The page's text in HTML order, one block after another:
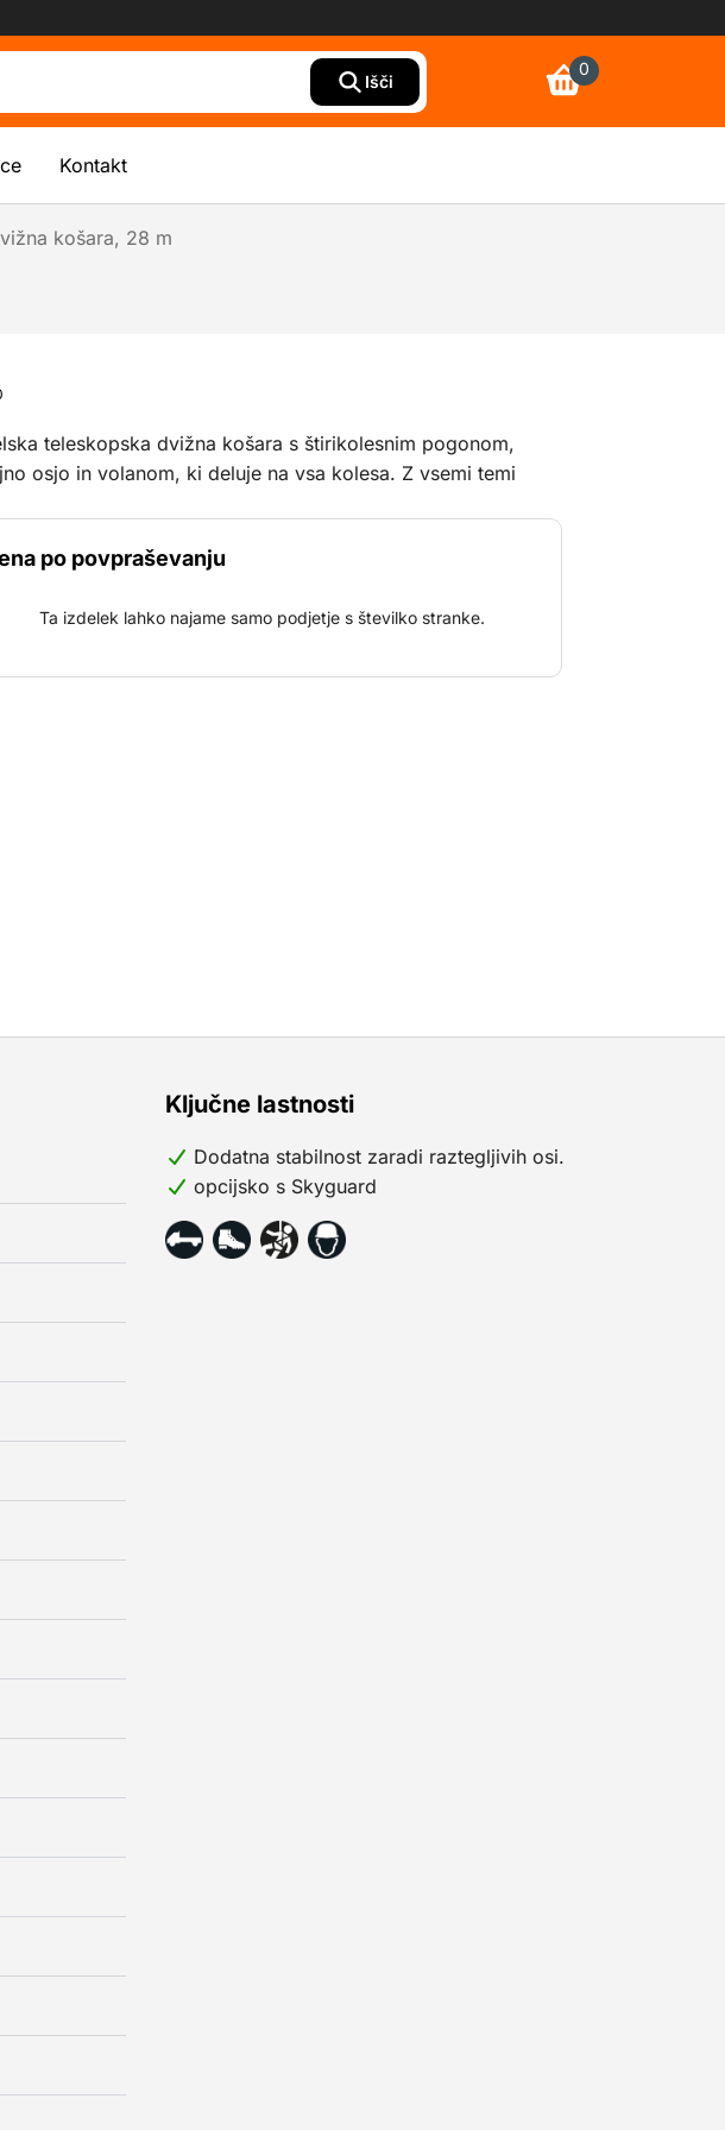
Išči
0
Kontakt
košara, 28 m
teleskopska dvižna košara s štirikolesnim pogonom,
osjo in volanom, ki deluje na vsa kolesa. Z vsemi temi
površinah, kot so blato, trava ali pesek. Raztegljive osi
dodatno stabilnost. Tridelni teleskopski podaljšek
po povpraševanju
Ta izdelek lahko najame samo podjetje s številko stranke.
Ključne lastnosti
Dodatna stabilnost zaradi raztegljivih osi.
opcijsko s Skyguard